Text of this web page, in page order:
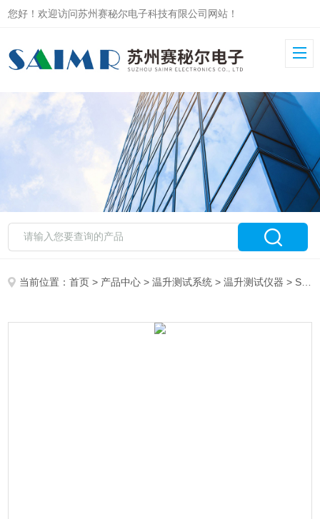
您好！欢迎访问苏州赛秘尔电子科技有限公司网站！
当前位置：首页 > 产品中心 >温升测试系统 >温升测试仪器 > SAIMR1000柜式一体化温升测试系统 上位机软件